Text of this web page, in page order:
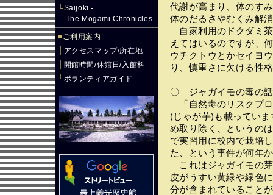
└Saijoki -
The Mogami Chronicles -
■ご利用案内
├アクセスマップ/所在地
├開館時間/休館日/入館料
└ボランティアガイド
代謝が高まり、体のす
体のだるさやむくみ解
自家利用のドクダミ
えてはいるのですが、
ウチクトウとかセイヨ
り、慎重さに欠ける性
〇 ジャガイモの毒の話
「自然毒のリスクプ
(じゃが芋)も載ってい
め取り除く、というの
で実習用に校内で栽培
た、という事件が何年
これはジャガイモの
皮がうすい黄緑や緑色
分が含まれていること